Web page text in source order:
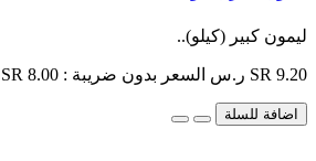
ليمون كبير (كيلو)..
SR 9.20 ر.س السعر بدون ضريبة : SR 8.00 ر.س
اضافة للسلة